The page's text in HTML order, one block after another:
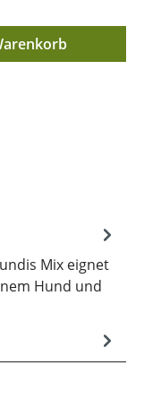
Mix eignet
Hund und